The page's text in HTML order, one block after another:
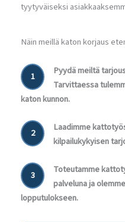
tyytyväiseksi
Näin meillä katon korjaus
1
Pyydä meiltä
Tarvittaessa
katon kunnon.
2
Laadimme
kilpailukykyisen
3
Toteutamme
palveluna ja
lopputulokseen.